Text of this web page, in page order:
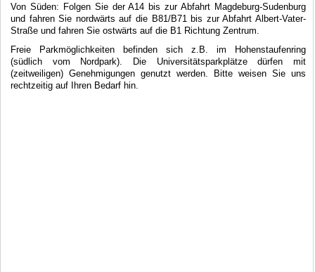
Von Süden: Folgen Sie der A14 bis zur Abfahrt Magdeburg-Sudenburg
und fahren Sie nordwärts auf die B81/B71 bis zur Abfahrt Albert-Vater-
Straße und fahren Sie ostwärts auf die B1 Richtung Zentrum.
Freie Parkmöglichkeiten befinden sich z.B. im Hohenstaufenring
(südlich vom Nordpark). Die Universitätsparkplätze dürfen mit
(zeitweiligen) Genehmigungen genutzt werden. Bitte weisen Sie uns
rechtzeitig auf Ihren Bedarf hin.